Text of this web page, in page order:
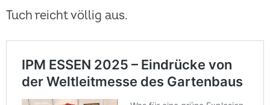
Tuch reicht völlig aus.